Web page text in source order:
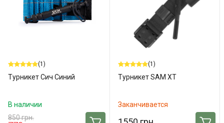
(1)
Турникет Сич Синий
В наличии
850 грн.
(1)
Турникет SAM XT
Заканчивается